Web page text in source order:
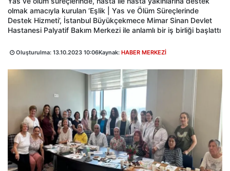
olmak amacıyla kurulan ‘Eşlik | Yas ve Ölüm Süreçlerinde
Destek Hizmeti’, İstanbul Büyükçekmece Mimar Sinan Devlet
Hastanesi Palyatif Bakım Merkezi ile anlamlı bir iş birliği başlattı
Oluşturulma: 13.10.2023 10:06Kaynak: HABER MERKEZİ